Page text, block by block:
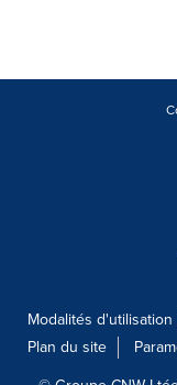
Modalités d'utilisation
Plan du site